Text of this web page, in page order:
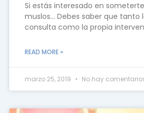
Si estás interesado en
muslos… Debes saber que tanto
consulta como la propia
READ MORE »
marzo 25, 2019 No hay